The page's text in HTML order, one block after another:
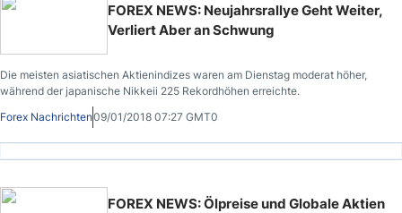
FOREX NEWS: Neujahrsrallye Geht Weiter,
Verliert Aber an Schwung
Die meisten asiatischen Aktienindizes waren am Dienstag moderat höher,
während der japanische Nikkeii 225 Rekordhöhen erreichte.
Forex Nachrichten09/01/2018 07:27 GMT0
FOREX NEWS: Ölpreise und Globale Aktien